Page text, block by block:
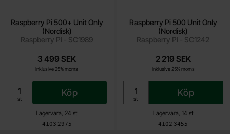
Raspberry Pi 500+ Unit Only
(Nordisk)
Raspberry Pi - SC1989
Art. nr
4103 2975
Lagervara, 24 st
3 499 SEK
Inklusive 25% moms
Enhet:
st
Köp
Raspberry Pi 500 Unit Only
(Nordisk)
Raspberry Pi - SC1242
Art. nr
4102 3455
Lagervara, 14 st
2 219 SEK
Inklusive 25% moms
Enhet:
st
Köp